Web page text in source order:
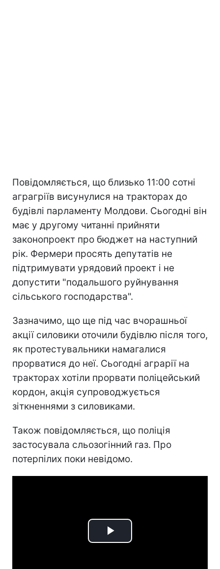
Повідомляється, що близько 11:00 сотні
аграгріїв висунулися на тракторах до
будівлі парламенту Молдови. Сьогодні він
має у другому читанні прийняти
законопроект про бюджет на наступний
рік. Фермери просять депутатів не
підтримувати урядовий проект і не
допустити "подальшого руйнування
сільського господарства".
Зазначимо, що ще під час вчорашньої
акції силовики оточили будівлю після того,
як протестувальники намагалися
прорватися до неї. Сьогодні аграрії на
тракторах хотіли прорвати поліцейський
кордон, акція супроводжується
зіткненнями з силовиками.
Також повідомляється, що поліція
застосувала сльозогінний газ. Про
потерпілих поки невідомо.
Play